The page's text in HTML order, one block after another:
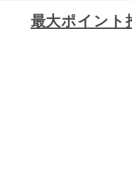
平均ポイント